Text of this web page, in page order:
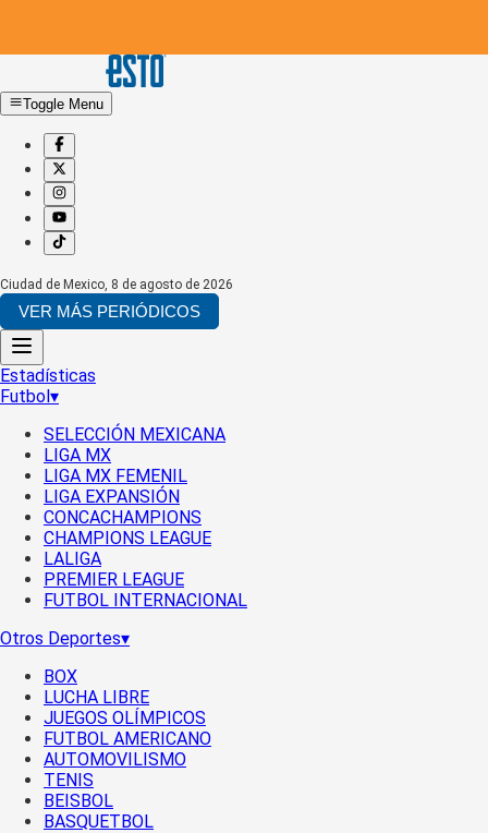
Toggle Menu
Ciudad de Mexico, 8 de agosto de 2026
VER MÁS PERIÓDICOS
Estadísticas
Futbol▾
SELECCIÓN MEXICANA
LIGA MX
LIGA MX FEMENIL
LIGA EXPANSIÓN
CONCACHAMPIONS
CHAMPIONS LEAGUE
LALIGA
PREMIER LEAGUE
FUTBOL INTERNACIONAL
Otros Deportes▾
BOX
LUCHA LIBRE
JUEGOS OLÍMPICOS
FUTBOL AMERICANO
AUTOMOVILISMO
TENIS
BEISBOL
BASQUETBOL